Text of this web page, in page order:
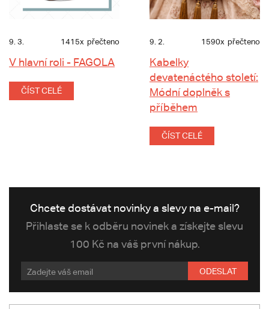
9. 3. 1415x přečteno
V hlavní roli - FAGOLA
ČÍST CELÉ
9. 2. 1590x přečteno
Kabelky
devatenáctého století:
Módní doplněk s
příběhem
ČÍST CELÉ
Chcete dostávat novinky a slevy na e-mail?
Přihlaste se k odběru novinek a získejte slevu
100 Kč na váš první nákup.
ODESLAT